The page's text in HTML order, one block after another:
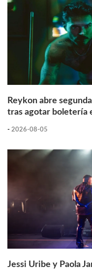
Reykon abre
tras agotar boletería
- 2026-08-05
Jessi Uribe y Paola